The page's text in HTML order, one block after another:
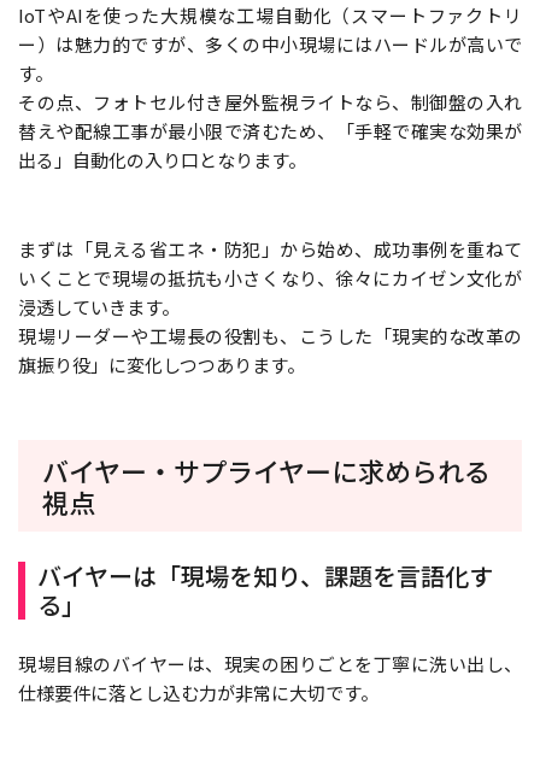
IoTやAIを使った大規模な工場自動化（スマートファクトリ
ー）は魅力的ですが、多くの中小現場にはハードルが高いで
す。
その点、フォトセル付き屋外監視ライトなら、制御盤の入れ
替えや配線工事が最小限で済むため、「手軽で確実な効果が
出る」自動化の入り口となります。
まずは「見える省エネ・防犯」から始め、成功事例を重ねて
いくことで現場の抵抗も小さくなり、徐々にカイゼン文化が
浸透していきます。
現場リーダーや工場長の役割も、こうした「現実的な改革の
旗振り役」に変化しつつあります。
バイヤー・サプライヤーに求められる
視点
バイヤーは「現場を知り、課題を言語化す
る」
現場目線のバイヤーは、現実の困りごとを丁寧に洗い出し、
仕様要件に落とし込む力が非常に大切です。